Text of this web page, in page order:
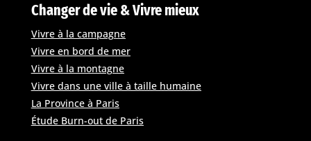
Changer de vie & Vivre mieux
Vivre à la campagne
Vivre en bord de mer
Vivre à la montagne
Vivre dans une ville à taille humaine
La Province à Paris
Étude Burn-out de Paris